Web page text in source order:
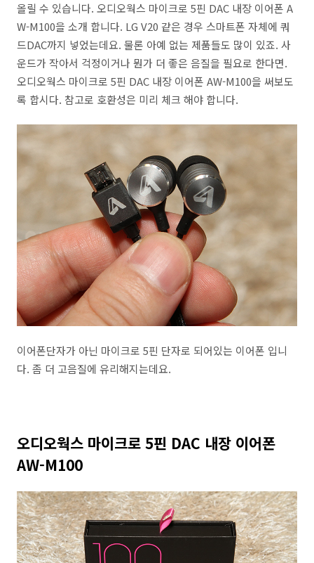
올릴 수 있습니다. 오디오웍스 마이크로 5핀 DAC 내장 이어폰 A
W-M100을 소개 합니다. LG V20 같은 경우 스마트폰 자체에 쿼
드DAC까지 넣었는데요. 물론 아예 없는 제품들도 많이 있죠. 사
운드가 작아서 걱정이거나 뭔가 더 좋은 음질을 필요로 한다면.
오디오웍스 마이크로 5핀 DAC 내장 이어폰 AW-M100을 써보도
록 합시다. 참고로 호환성은 미리 체크 해야 합니다.
이어폰단자가 아닌 마이크로 5핀 단자로 되어있는 이어폰 입니
다. 좀 더 고음질에 유리해지는데요.
오디오웍스 마이크로 5핀 DAC 내장 이어폰
AW-M100